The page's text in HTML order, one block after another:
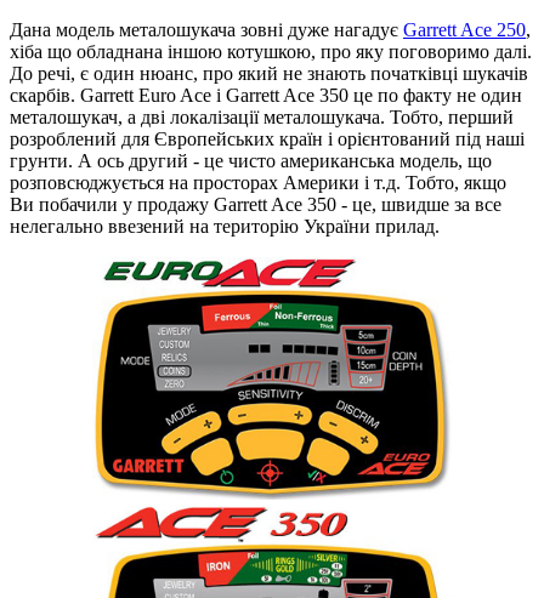
Дана модель металошукача зовні дуже нагадує Garrett Ace 250,
хіба що обладнана іншою котушкою, про яку поговоримо далі.
До речі, є один нюанс, про який не знають початківці шукачів
скарбів. Garrett Euro Ace і Garrett Ace 350 це по факту не один
металошукач, а дві локалізації металошукача. Тобто, перший
розроблений для Європейських країн і орієнтований під наші
грунти. А ось другий - це чисто американська модель, що
розповсюджується на просторах Америки і т.д. Тобто, якщо
Ви побачили у продажу Garrett Ace 350 - це, швидше за все
нелегально ввезений на територію України прилад.